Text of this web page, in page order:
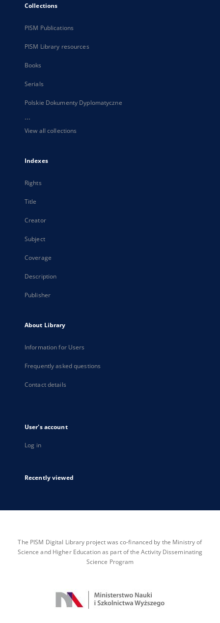
Collections
PISM Publications
PISM Library resources
Books
Serials
Polskie Dokumenty Dyplomatyczne
...
View all collections
Indexes
Rights
Title
Creator
Subject
Coverage
Description
Publisher
About Library
Information for Users
Frequently asked questions
Contact details
User's account
Log in
Recently viewed
The PISM Digital Library project was co-financed by the Ministry of
Science and Higher Education as part of the Activity Disseminating
Science Program